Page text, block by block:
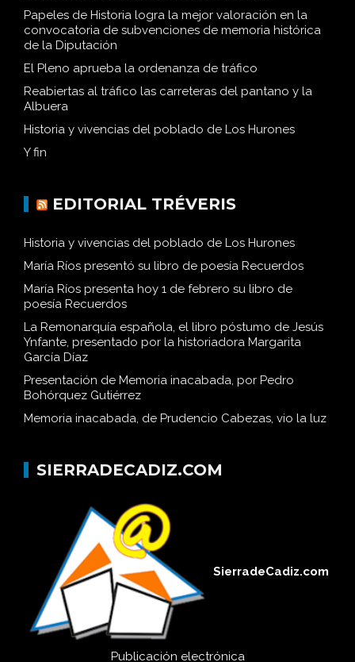
Papeles de Historia logra la mejor valoración en la
convocatoria de subvenciones de memoria histórica
de la Diputación
El Pleno aprueba la ordenanza de tráfico
Reabiertas al tráfico las carreteras del pantano y la
Albuera
Historia y vivencias del poblado de Los Hurones
Y fin
EDITORIAL TRÉVERIS
Historia y vivencias del poblado de Los Hurones
María Ríos presentó su libro de poesía Recuerdos
María Ríos presenta hoy 1 de febrero su libro de
poesía Recuerdos
La Remonarquía española, el libro póstumo de Jesús
Ynfante, presentado por la historiadora Margarita
García Díaz
Presentación de Memoria inacabada, por Pedro
Bohórquez Gutiérrez
Memoria inacabada, de Prudencio Cabezas, vio la luz
SIERRADECADIZ.COM
SierradeCadiz.com
Publicación electrónica